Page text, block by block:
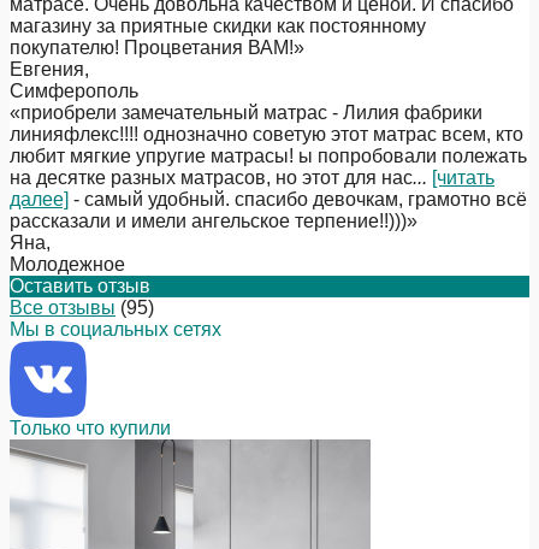
магазину за приятные скидки как постоянному
покупателю! Процветания ВАМ!»
Евгения,
Симферополь
«приобрели замечательный матрас - Лилия фабрики
линияфлекс!!!! однозначно советую этот матрас всем, кто
любит мягкие упругие матрасы! ы попробовали полежать
на десятке разных матрасов, но этот для нас... [читать
далее] - самый удобный. спасибо девочкам, грамотно всё
рассказали и имели ангельское терпение!!)))»
Яна,
Молодежное
Оставить отзыв
Все отзывы (95)
Мы в социальных сетях
Только что купили